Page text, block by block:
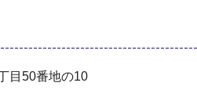
目50番地の10